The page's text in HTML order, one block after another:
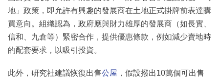
地」政策，即允許有興趣的發展商在土地正式掛牌前表達購
買意向。組織認為，政府應與財力雄厚的發展商（如長實、
信和、九倉等）緊密合作，提供優惠條款，例如減少賣地時
的配套要求，以吸引投資。
此外，研究社建議恢復出售公屋 ，假設撥出10萬個可出售